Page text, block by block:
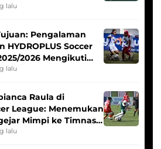
lalu
Pengalaman
HYDROPLUS Soccer
2026 Mengikuti
Putri
lalu
Raula di
League: Menemukan
Mimpi ke Timnas
lalu